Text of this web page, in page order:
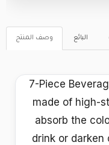
وصف المنتج البائع
7-Piece
made of high-
absorb the
drink or darken